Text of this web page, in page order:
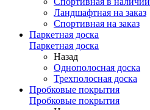
Ландшафтная на заказ
Спортивная на заказ
Паркетная доска
Паркетная доска
Назад
Однополосная доска
Трехполосная доска
Пробковые покрытия
Пробковые покрытия